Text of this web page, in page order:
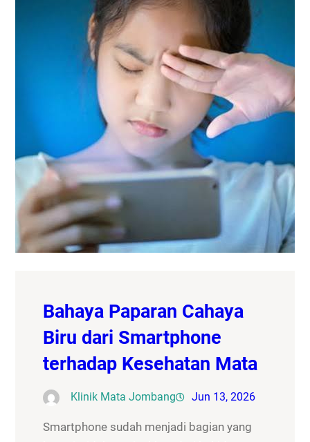
Bahaya Paparan Cahaya
Biru dari Smartphone
terhadap Kesehatan Mata
Klinik Mata Jombang Jun 13, 2026
Smartphone sudah menjadi bagian yang